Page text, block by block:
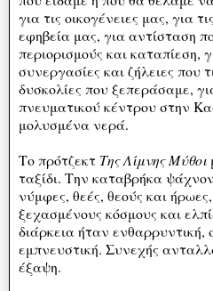
για τις οικογένειες μας, για
εφηβεία μας, για αντίσταση
περιορισμούς και καταπίεση,
συνεργασίες και ζήλειες που
δυσκολίες που ξεπεράσαμε,
πνευματικού κέντρου στην
μολυσμένα νερά.
Το πρότζεκτ Της Λίμνης Μύθοι
ταξίδι. Την καταβρήκα
νύμφες, θεές, θεούς και
ξεχασμένους κόσμους και
διάρκεια ήταν ενθαρρυντική,
εμπνευστική. Συνεχής
έξαψη.